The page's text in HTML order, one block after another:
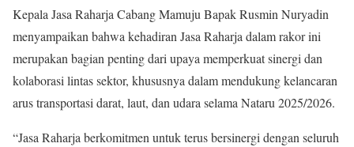
Kepala Jasa Raharja Cabang Mamuju Bapak Rusmin Nuryadin
menyampaikan bahwa kehadiran Jasa Raharja dalam rakor ini
merupakan bagian penting dari upaya memperkuat sinergi dan
kolaborasi lintas sektor, khususnya dalam mendukung kelancaran
arus transportasi darat, laut, dan udara selama Nataru 2025/2026.
“Jasa Raharja berkomitmen untuk terus bersinergi dengan seluruh